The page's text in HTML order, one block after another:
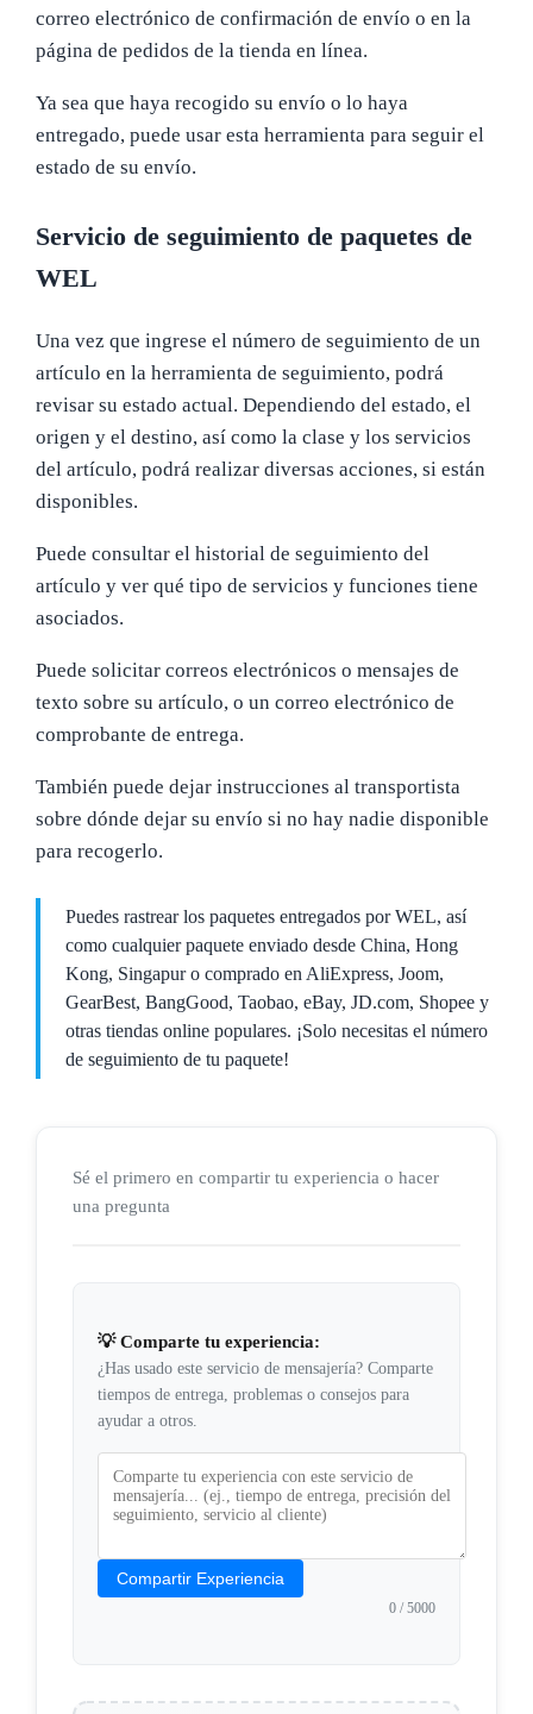
correo electrónico de confirmación de envío o en la
página de pedidos de la tienda en línea.
Ya sea que haya recogido su envío o lo haya
entregado, puede usar esta herramienta para seguir el
estado de su envío.
Servicio de seguimiento de paquetes de
WEL
Una vez que ingrese el número de seguimiento de un
artículo en la herramienta de seguimiento, podrá
revisar su estado actual. Dependiendo del estado, el
origen y el destino, así como la clase y los servicios
del artículo, podrá realizar diversas acciones, si están
disponibles.
Puede consultar el historial de seguimiento del
artículo y ver qué tipo de servicios y funciones tiene
asociados.
Puede solicitar correos electrónicos o mensajes de
texto sobre su artículo, o un correo electrónico de
comprobante de entrega.
También puede dejar instrucciones al transportista
sobre dónde dejar su envío si no hay nadie disponible
para recogerlo.
Puedes rastrear los paquetes entregados por WEL, así
como cualquier paquete enviado desde China, Hong
Kong, Singapur o comprado en AliExpress, Joom,
GearBest, BangGood, Taobao, eBay, JD.com, Shopee y
otras tiendas online populares. ¡Solo necesitas el número
de seguimiento de tu paquete!
Sé el primero en compartir tu experiencia o hacer
una pregunta
💡 Comparte tu experiencia:
¿Has usado este servicio de mensajería? Comparte
tiempos de entrega, problemas o consejos para
ayudar a otros.
Compartir Experiencia
0 / 5000